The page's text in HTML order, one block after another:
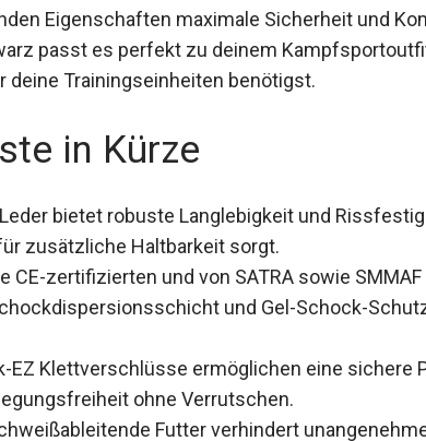
Eigenschaften maximale Sicherheit und
passt es perfekt zu deinem
deine Trainingseinheiten benötigst.
in Kürze
bietet robuste Langlebigkeit und
zusätzliche Haltbarkeit sorgt.
CE-zertifizierten und von SATRA sowie
eine Schockdispersionsschicht und Gel-
EZ Klettverschlüsse ermöglichen eine sichere
ohne Verrutschen.
Futter verhindert